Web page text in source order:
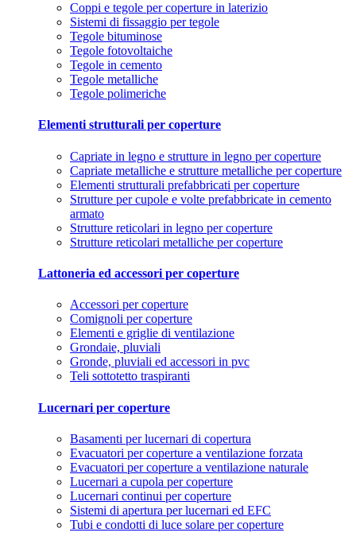
Coppi e tegole per coperture in laterizio
Sistemi di fissaggio per tegole
Tegole bituminose
Tegole fotovoltaiche
Tegole in cemento
Tegole metalliche
Tegole polimeriche
Elementi strutturali per coperture
Capriate in legno e strutture in legno per coperture
Capriate metalliche e strutture metalliche per coperture
Elementi strutturali prefabbricati per coperture
Strutture per cupole e volte prefabbricate in cemento
armato
Strutture reticolari in legno per coperture
Strutture reticolari metalliche per coperture
Lattoneria ed accessori per coperture
Accessori per coperture
Comignoli per coperture
Elementi e griglie di ventilazione
Grondaie, pluviali
Gronde, pluviali ed accessori in pvc
Teli sottotetto traspiranti
Lucernari per coperture
Basamenti per lucernari di copertura
Evacuatori per coperture a ventilazione forzata
Evacuatori per coperture a ventilazione naturale
Lucernari a cupola per coperture
Lucernari continui per coperture
Sistemi di apertura per lucernari ed EFC
Tubi e condotti di luce solare per coperture